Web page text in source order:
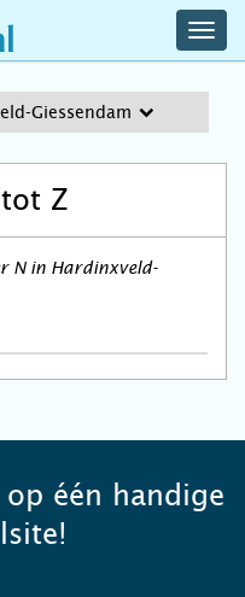
Giessendam
Z
N in Hardinxveld-
één handige